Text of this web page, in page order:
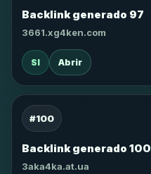
Backlink generado 97
3661.xg4ken.com
SI Abrir
#100
Backlink generado 100
3aka4ka.at.ua